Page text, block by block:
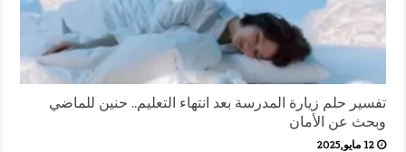
تفسير حلم زيارة المدرسة بعد انتهاء التعليم.. حنين للماضي
وبحث عن الأمان
12 مايو,2025